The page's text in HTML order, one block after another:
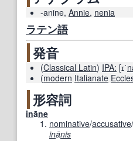
-anine, Annie, nenia
ラテン語
発音
(Classical Latin) IPA: [ɪˈ
(modern Italianate
形容詞
ināne
nominative/accusative/
inānis